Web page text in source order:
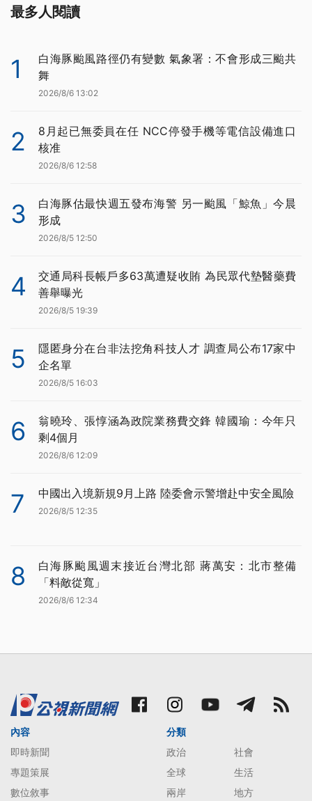
最多人閱讀
1
白海豚颱風路徑仍有變數 氣象署：不會形成三颱共
舞
2026/8/6 13:02
2
8月起已無委員在任 NCC停發手機等電信設備進口
核准
2026/8/6 12:58
3
白海豚估最快週五發布海警 另一颱風「鯨魚」今晨
形成
2026/8/5 12:50
4
交通局科長帳戶多63萬遭疑收賄 為民眾代墊醫藥費
善舉曝光
2026/8/5 19:39
5
隱匿身分在台非法挖角科技人才 調查局公布17家中
企名單
2026/8/5 16:03
6
翁曉玲、張惇涵為政院業務費交鋒 韓國瑜：今年只
剩4個月
2026/8/6 12:09
7 中國出入境新規9月上路 陸委會示警增赴中安全風險
2026/8/5 12:35
8
白海豚颱風週末接近台灣北部 蔣萬安：北市整備
「料敵從寬」
2026/8/6 12:34
內容
即時新聞
專題策展
數位敘事
分類
政治
社會
全球
生活
兩岸
地方